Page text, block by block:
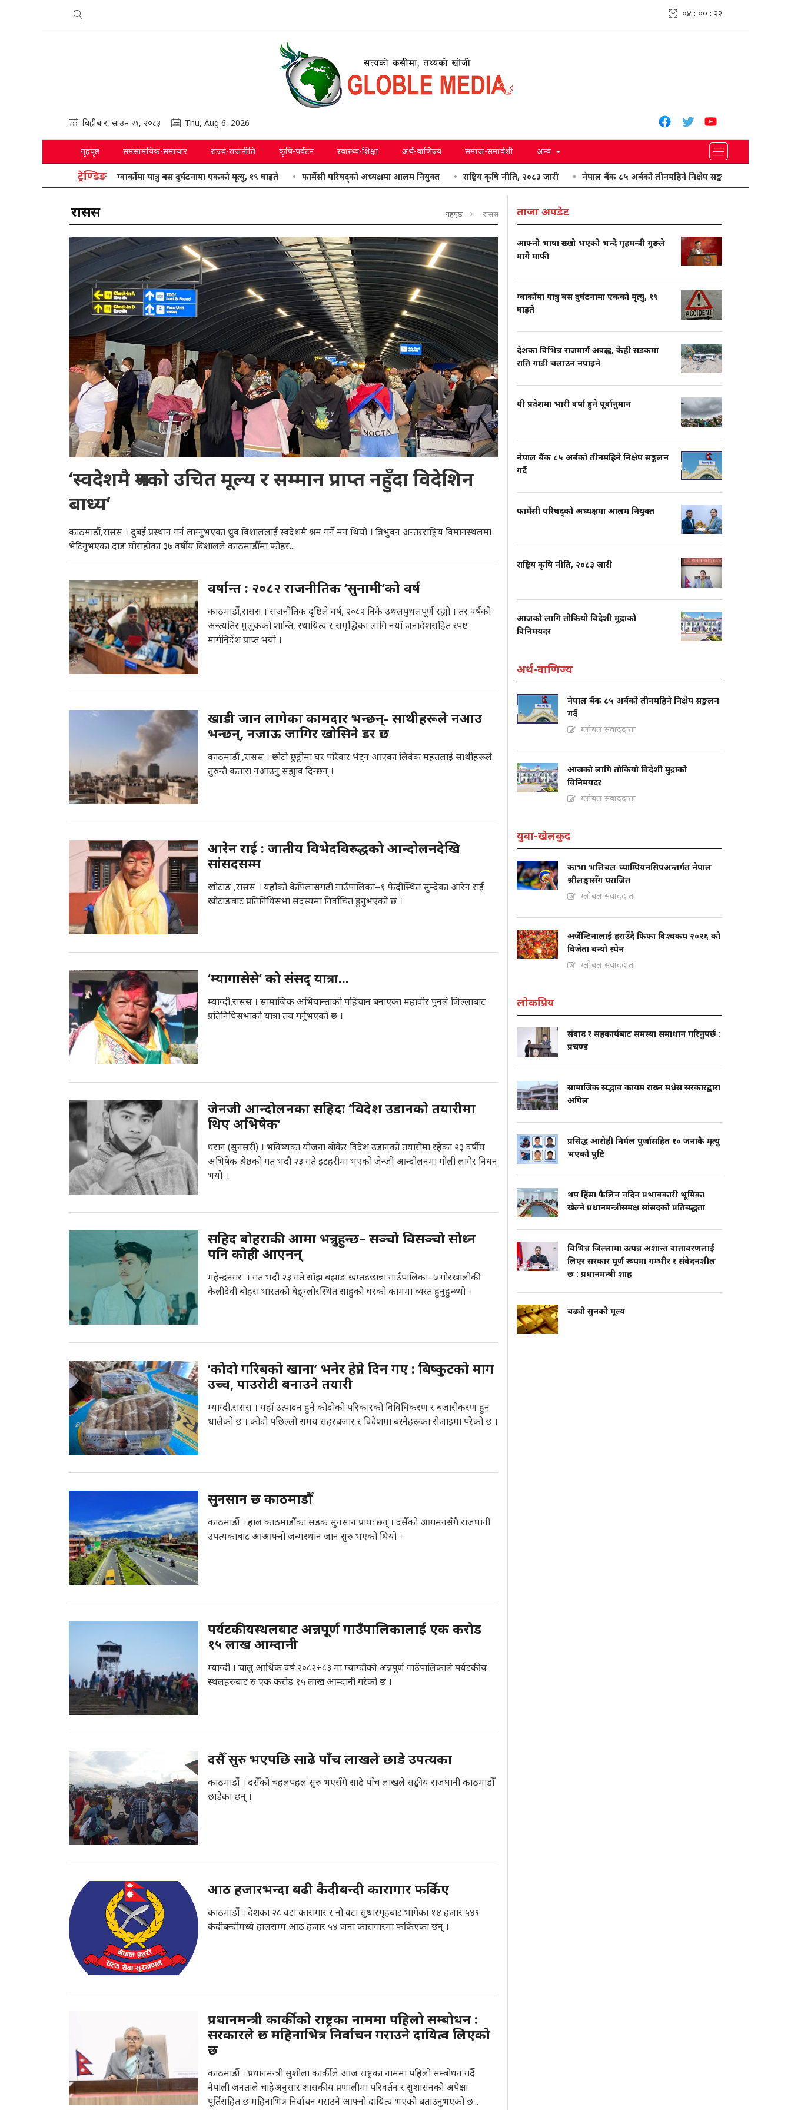
०४ : ०० : २३
बिहीबार, साउन २१, २०८३ Thu, Aug 6, 2026
गृहपृष्ठ समसामयिक-समाचार राज्य-राजनीति कृषि-पर्यटन स्वास्थ्य-शिक्षा अर्थ-वाणिज्य समाज-समावेशी अन्य
ट्रेण्डिङ
ग्वार्कोमा यात्रु बस दुर्घटनामा एकको मृत्यु, १९ घाइते फार्मेसी परिषद्को अध्यक्षमा आलम नियुक्त राष्ट्रिय कृषि नीति, २०८३ जारी नेपाल बैंक ८५ अर्बको तीनमहिने निक्षेप सङ्कलन गर्दै
रासस गृहपृष्ठ रासस
‘स्वदेशमै श्रमको उचित मूल्य र सम्मान प्राप्त नहुँदा विदेशिन
बाध्य’
काठमाडौं,रासस । दुबई प्रस्थान गर्न लाग्नुभएका ध्रुव विशाललाई स्वदेशमै श्रम गर्ने मन थियो । त्रिभुवन अन्तरराष्ट्रिय विमानस्थलमा
भेटिनुभएका दाङ घोराहीका ३७ वर्षीय विशालले काठमाडौँमा फोहर...
वर्षान्त : २०८२ राजनीतिक ‘सुनामी’को वर्ष
काठमाडौं,रासस । राजनीतिक दृष्टिले वर्ष, २०८२ निकै उथलपुथलपूर्ण रह्यो । तर वर्षको
अन्त्यतिर मुलुकको शान्ति, स्थायित्व र समृद्धिका लागि नयाँ जनादेशसहित स्पष्ट
मार्गनिर्देश प्राप्त भयो ।
खाडी जान लागेका कामदार भन्छन्- साथीहरूले नआउ
भन्छन्, नजाऊ जागिर खोसिने डर छ
काठमाडौं ,रासस । छोटो छुट्टीमा घर परिवार भेट्न आएका लिवेक महतलाई साथीहरूले
तुरुन्तै कतारा नआउनु सझुाव दिन्छन् ।
आरेन राई : जातीय विभेदविरुद्धको आन्दोलनदेखि
सांसदसम्म
खोटाङ ,रासस । यहाँको केपिलासगढी गाउँपालिका–१ फेदीस्थित सुम्देका आरेन राई
खोटाङबाट प्रतिनिधिसभा सदस्यमा निर्वाचित हुनुभएको छ ।
‘म्यागासेसे’ को संसद् यात्रा...
म्याग्दी,रासस । सामाजिक अभियान्ताको पहिचान बनाएका महावीर पुनले जिल्लाबाट
प्रतिनिधिसभाको यात्रा तय गर्नुभएको छ ।
जेनजी आन्दोलनका सहिदः ‘विदेश उडानको तयारीमा
थिए अभिषेक’
धरान (सुनसरी) । भविष्यका योजना बोकेर विदेश उडानको तयारीमा रहेका २३ वर्षीय
अभिषेक श्रेष्ठको गत भदौ २३ गते इटहरीमा भएको जेन्जी आन्दोलनमा गोली लागेर निधन
भयो ।
सहिद बोहराकी आमा भन्नुहुन्छ– सञ्चो विसञ्चो सोध्न
पनि कोही आएनन्
महेन्द्रनगर । गत भदौ २३ गते साँझ बझाङ खप्तडछान्ना गाउँपालिका–७ गोरखालीकी
कैलीदेवी बोहरा भारतको बैङ्ग्लोरस्थित साहुको घरको काममा व्यस्त हुनुहुन्थ्यो ।
‘कोदो गरिबको खाना’ भनेर हेप्ने दिन गए : बिष्कुटको माग
उच्च, पाउरोटी बनाउने तयारी
म्याग्दी,रासस । यहाँ उत्पादन हुने कोदोको परिकारको विविधिकरण र बजारीकरण हुन
थालेको छ । कोदो पछिल्लो समय सहरबजार र विदेशमा बस्नेहरूका रोजाइमा परेको छ ।
सुनसान छ काठमाडौँ
काठमाडौं । हाल काठमाडौँका सडक सुनसान प्रायः छन् । दसैँको आगमनसँगै राजधानी
उपत्यकाबाट आआफ्नो जन्मस्थान जान सुरु भएको थियो ।
पर्यटकीयस्थलबाट अन्नपूर्ण गाउँपालिकालाई एक करोड
१५ लाख आम्दानी
म्याग्दी । चालु आर्थिक वर्ष २०८२÷८३ मा म्याग्दीको अन्नपूर्ण गाउँपालिकाले पर्यटकीय
स्थलहरुबाट रु एक करोड १५ लाख आम्दानी गरेको छ ।
दसैँ सुरु भएपछि साढे पाँच लाखले छाडे उपत्यका
काठमाडौं । दसैँको चहलपहल सुरु भएसँगै साढे पाँच लाखले सङ्घीय राजधानी काठमाडौँ
छाडेका छन् ।
आठ हजारभन्दा बढी कैदीबन्दी कारागार फर्किए
काठमाडौं । देशका २८ वटा कारागार र नौ वटा सुधारगृहबाट भागेका १४ हजार ५४९
कैदीबन्दीमध्ये हालसम्म आठ हजार ५४ जना कारागारमा फर्किएका छन् ।
प्रधानमन्त्री कार्कीको राष्ट्रका नाममा पहिलो सम्बोधन :
सरकारले छ महिनाभित्र निर्वाचन गराउने दायित्व लिएको
छ
काठमाडौं । प्रधानमन्त्री सुशीला कार्कीले आज राष्ट्रका नाममा पहिलो सम्बोधन गर्दै
नेपाली जनताले चाहेअनुसार शासकीय प्रणालीमा परिवर्तन र सुशासनको अपेक्षा
पूर्तिसहित छ महिनाभित्र निर्वाचन गराउने आफ्नो दायित्व भएको बताउनुभएको छ...
ताजा अपडेट
आफ्नो भाषा रुख्खो भएको भन्दै गृहमन्त्री गुरुङले
मागे माफी
ग्वार्कोमा यात्रु बस दुर्घटनामा एकको मृत्यु, १९
घाइते
देशका विभिन्न राजमार्ग अवरुद्ध, केही सडकमा
राति गाडी चलाउन नपाइने
यी प्रदेशमा भारी वर्षा हुने पूर्वानुमान
नेपाल बैंक ८५ अर्बको तीनमहिने निक्षेप सङ्कलन
गर्दै
फार्मेसी परिषद्को अध्यक्षमा आलम नियुक्त
राष्ट्रिय कृषि नीति, २०८३ जारी
आजको लागि तोकियो विदेशी मुद्राको
विनिमयदर
अर्थ-वाणिज्य
नेपाल बैंक ८५ अर्बको तीनमहिने निक्षेप सङ्कलन
गर्दै
ग्लोबल संवाददाता
आजको लागि तोकियो विदेशी मुद्राको
विनिमयदर
ग्लोबल संवाददाता
युवा-खेलकुद
काभा भलिबल च्याम्पियनसिपअन्तर्गत नेपाल
श्रीलङ्कासँग पराजित
ग्लोबल संवाददाता
अर्जेन्टिनालाई हराउँदै फिफा विश्वकप २०२६ को
विजेता बन्यो स्पेन
ग्लोबल संवाददाता
लोकप्रिय
संवाद र सहकार्यबाट समस्या समाधान गरिनुपर्छ :
प्रचण्ड
सामाजिक सद्भाव कायम राख्न मधेस सरकारद्वारा
अपिल
प्रसिद्ध आरोही निर्मल पुर्जासहित १० जनाकै मृत्यु
भएको पुष्टि
थप हिंसा फैलिन नदिन प्रभावकारी भूमिका
खेल्ने प्रधानमन्त्रीसमक्ष सांसदको प्रतिबद्धता
विभिन्न जिल्लामा उत्पन्न अशान्त वातावरणलाई
लिएर सरकार पूर्ण रूपमा गम्भीर र संवेदनशील
छ : प्रधानमन्त्री शाह
बढ्यो सुनको मूल्य